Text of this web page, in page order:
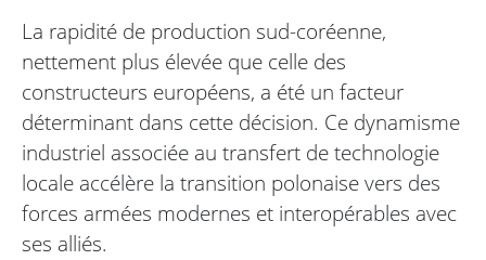
La rapidité de production sud-coréenne,
nettement plus élevée que celle des
constructeurs européens, a été un facteur
déterminant dans cette décision. Ce dynamisme
industriel associée au transfert de technologie
locale accélère la transition polonaise vers des
forces armées modernes et interopérables avec
ses alliés.